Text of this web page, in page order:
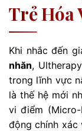
Trẻ Hóa
Khi nhắc đến
nhăn,
trong lĩnh vực
là thế hệ mới
vi điểm (Micro-
động chính xác